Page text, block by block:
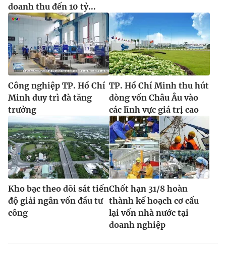
doanh thu đến 10 tỷ...
Công nghiệp TP. Hồ Chí
Minh duy trì đà tăng
trưởng
TP. Hồ Chí Minh thu hút
dòng vốn Châu Âu vào
các lĩnh vực giá trị cao
Kho bạc theo dõi sát tiến
độ giải ngân vốn đầu tư
công
Chốt hạn 31/8 hoàn
thành kế hoạch cơ cấu
lại vốn nhà nước tại
doanh nghiệp